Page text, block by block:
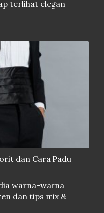
terlihat elegan
dan Cara Padu
warna-warna
dan tips mix &